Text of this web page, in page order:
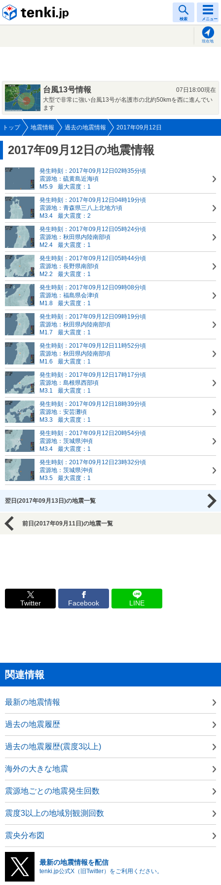
検索 メニュー
現在地
台風13号情報
07日18:00現在
大型で非常に強い台風13号が名護市の北約50kmを西に進んでい
ます
トップ 地震情報 過去の地震情報 2017年09月12日
2017年09月12日の地震情報
発生時刻：2017年09月12日02時35分頃
震源地：硫黄島近海頃
M5.9
最大震度：1
発生時刻：2017年09月12日04時19分頃
震源地：青森県三八上北地方頃
M3.4
最大震度：2
発生時刻：2017年09月12日05時24分頃
震源地：秋田県内陸南部頃
M2.4
最大震度：1
発生時刻：2017年09月12日05時44分頃
震源地：長野県南部頃
M2.2
最大震度：1
発生時刻：2017年09月12日09時08分頃
震源地：福島県会津頃
M1.8
最大震度：1
発生時刻：2017年09月12日09時19分頃
震源地：秋田県内陸南部頃
M1.7
最大震度：1
発生時刻：2017年09月12日11時52分頃
震源地：秋田県内陸南部頃
M1.6
最大震度：1
発生時刻：2017年09月12日17時17分頃
震源地：島根県西部頃
M3.1
最大震度：1
発生時刻：2017年09月12日18時39分頃
震源地：安芸灘頃
M3.3
最大震度：1
発生時刻：2017年09月12日20時54分頃
震源地：茨城県沖頃
M3.4
最大震度：1
発生時刻：2017年09月12日23時32分頃
震源地：茨城県沖頃
M3.5
最大震度：1
翌日(2017年09月13日)の地震一覧
前日(2017年09月11日)の地震一覧
Twitter Facebook LINE
関連情報
最新の地震情報
過去の地震履歴
過去の地震履歴(震度3以上)
海外の大きな地震
震源地ごとの地震発生回数
震度3以上の地域別観測回数
震央分布図
最新の地震情報を配信
tenki.jp公式X（旧Twitter）をご利用ください。